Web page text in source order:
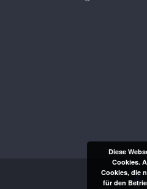
Diese
Cookies.
Cookies, die
für den